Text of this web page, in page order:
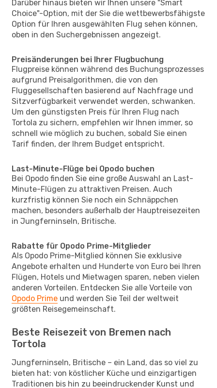
Darüber hinaus bieten wir Ihnen unsere "Smart
Choice"-Option, mit der Sie die wettbewerbsfähigste
Option für Ihren ausgewählten Flug sehen können,
oben in den Suchergebnissen angezeigt.
Preisänderungen bei Ihrer Flugbuchung
Flugpreise können während des Buchungsprozesses
aufgrund Preisalgorithmen, die von den
Fluggesellschaften basierend auf Nachfrage und
Sitzverfügbarkeit verwendet werden, schwanken.
Um den günstigsten Preis für Ihren Flug nach
Tortola zu sichern, empfehlen wir Ihnen immer, so
schnell wie möglich zu buchen, sobald Sie einen
Tarif finden, der Ihrem Budget entspricht.
Last-Minute-Flüge bei Opodo buchen
Bei Opodo finden Sie eine große Auswahl an Last-
Minute-Flügen zu attraktiven Preisen. Auch
kurzfristig können Sie noch ein Schnäppchen
machen, besonders außerhalb der Hauptreisezeiten
in Jungferninseln, Britische.
Rabatte für Opodo Prime-Mitglieder
Als Opodo Prime-Mitglied können Sie exklusive
Angebote erhalten und Hunderte von Euro bei Ihren
Flügen, Hotels und Mietwagen sparen, neben vielen
anderen Vorteilen. Entdecken Sie alle Vorteile von
Opodo Prime und werden Sie Teil der weltweit
größten Reisegemeinschaft.
Beste Reisezeit von Bremen nach
Tortola
Jungferninseln, Britische – ein Land, das so viel zu
bieten hat: von köstlicher Küche und einzigartigen
Traditionen bis hin zu beeindruckender Kunst und